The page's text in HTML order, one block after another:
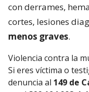
con derrames,
cortes, lesiones
menos graves.
Violencia contra la
Si eres víctima o
denuncia al 149 de